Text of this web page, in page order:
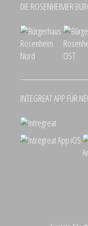
DIE ROSENHEIMER
INTEGREAT APP FÜR